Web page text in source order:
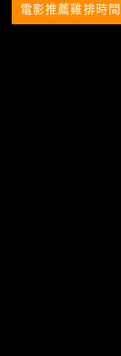
電影推薦雞排時間